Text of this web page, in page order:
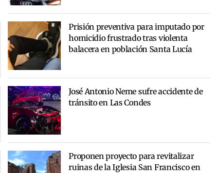
Prisión preventiva para imputado por
homicidio frustrado tras violenta
balacera en población Santa Lucía
José Antonio Neme sufre accidente de
tránsito en Las Condes
Proponen proyecto para revitalizar
ruinas de la Iglesia San Francisco en